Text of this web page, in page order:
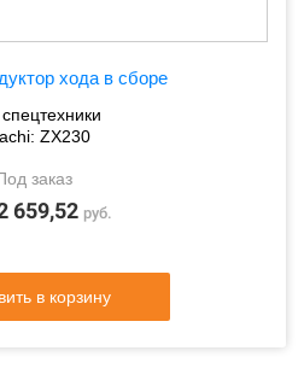
хода в сборе
ZX230
заказ
659,52 руб.
в корзину